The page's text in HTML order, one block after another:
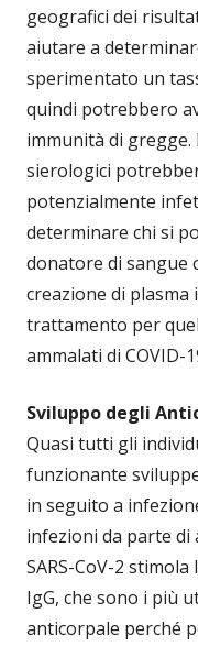
geografici dei
aiutare a
sperimentato un
quindi potrebbero
immunità di
sierologici
potenzialmente
determinare chi si
donatore di sangue
creazione di plasma
trattamento per
ammalati di COVID-
Sviluppo degli
Quasi tutti gli
funzionante
in seguito a
infezioni da parte di
SARS-CoV-2
IgG, che sono i più
anticorpale perché